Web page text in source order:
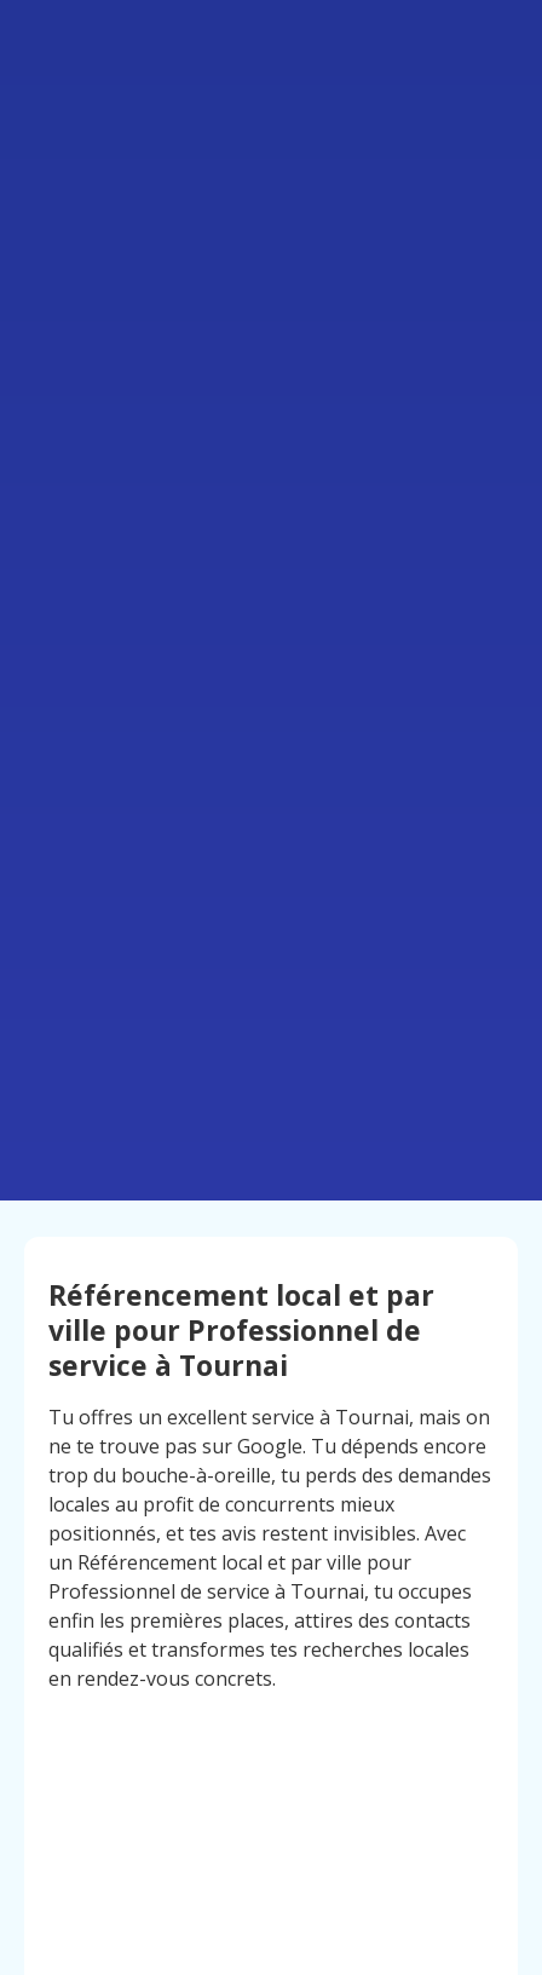
Référencement local et par
ville pour Professionnel de
service à Tournai
Tu offres un excellent service à Tournai, mais on
ne te trouve pas sur Google. Tu dépends encore
trop du bouche-à-oreille, tu perds des demandes
locales au profit de concurrents mieux
positionnés, et tes avis restent invisibles. Avec
un Référencement local et par ville pour
Professionnel de service à Tournai, tu occupes
enfin les premières places, attires des contacts
qualifiés et transformes tes recherches locales
en rendez-vous concrets.